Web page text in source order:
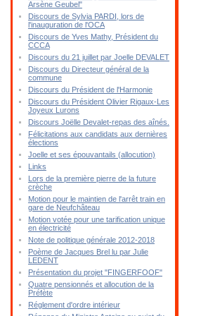
Arsène Geubel"
Discours de Sylvia PARDI, lors de
l'inauguration de l'OCA
Discours de Yves Mathy, Président du
CCCA
Discours du 21 juillet par Joelle DEVALET
Discours du Directeur général de la
commune
Discours du Président de l'Harmonie
Discours du Président Olivier Rigaux-Les
Joyeux Lurons
Discours Joëlle Devalet-repas des aînés.
Félicitations aux candidats aux dernières
élections
Joelle et ses épouvantails (allocution)
Links
Lors de la première pierre de la future
crèche
Motion pour le maintien de l'arrêt train en
gare de Neufchâteau
Motion votée pour une tarification unique
en électricité
Note de politique générale 2012-2018
Poème de Jacques Brel lu par Julie
LEDENT
Présentation du projet "FINGERFOOF"
Quatre pensionnés et allocution de la
Préfète
Réglement d'ordre intérieur